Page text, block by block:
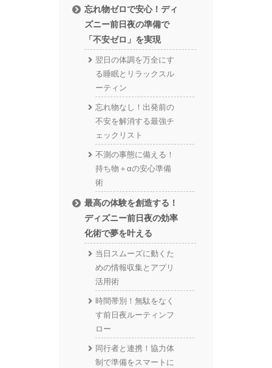
忘れ物ゼロで安心！ディ
ズニー前日夜の準備で
「不安ゼロ」を実現
翌日の体調を万全にす
る睡眠とリラックスル
ーティン
忘れ物なし！出発前の
不安を解消する最強チ
ェックリスト
不測の事態に備える！
持ち物＋αの安心準備
術
最高の体験を創造する！
ディズニー前日夜の効率
化術で夢を叶える
当日スムーズに動くた
めの情報収集とアプリ
活用術
時間帯別！無駄をなく
す前日夜ルーティンフ
ロー
同行者と連携！協力体
制で準備をスマートに